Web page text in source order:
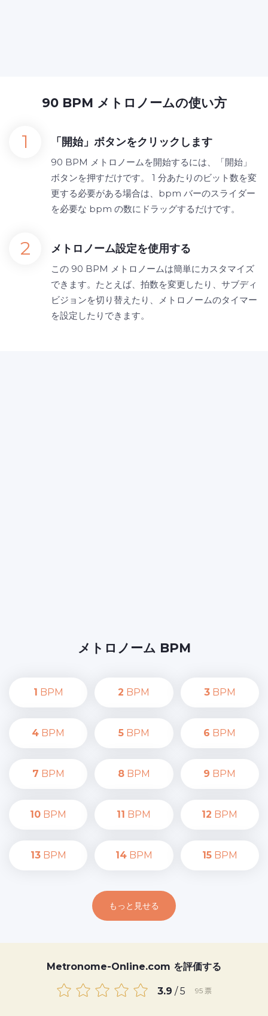
90 BPM メトロノームの使い方
「開始」ボタンをクリックします
90 BPM メトロノームを開始するには、「開始」
ボタンを押すだけです。 1 分あたりのビット数を変
更する必要がある場合は、bpm バーのスライダー
を必要な bpm の数にドラッグするだけです。
メトロノーム設定を使用する
この 90 BPM メトロノームは簡単にカスタマイズ
できます。たとえば、拍数を変更したり、サブディ
ビジョンを切り替えたり、メトロノームのタイマー
を設定したりできます。
メトロノーム BPM
1 BPM 2 BPM 3BPM
4 BPM 5BPM 6 BPM
7 BPM 8BPM 9 BPM
10 BPM 11 BPM 12 BPM
13BPM 14BPM 15BPM
もっと見せる
Metronome-Online.com を評価する
3.9 / 5 95票